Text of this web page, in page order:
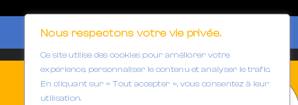
Nous respectons votre vie privée.
Ce site utilise des cookies pour améliorer votre
expérience, personnaliser le contenu et analyser le trafic.
En cliquant sur « Tout accepter », vous consentez à leur
utilisation.